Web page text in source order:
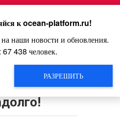
встречает жену
Эта выписка
медсестрам
кocean-platform.ru!
наши новости и обновления.
67 438 человек.
РАЗРЕШИТЬ